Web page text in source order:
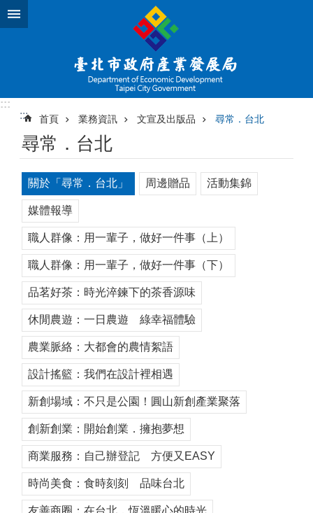
跳到主要內容區塊
:::
:::
首頁 業務資訊 文宣及出版品 尋常．台北
尋常．台北
關於「尋常．台北」 周邊贈品 活動集錦
媒體報導
職人群像：用一輩子，做好一件事（上）
職人群像：用一輩子，做好一件事（下）
品茗好茶：時光淬鍊下的茶香源味
休閒農遊：一日農遊 綠幸福體驗
農業脈絡：大都會的農情絮語
設計搖籃：我們在設計裡相遇
新創場域：不只是公園！圓山新創產業聚落
創新創業：開始創業．擁抱夢想
商業服務：自己辦登記 方便又EASY
時尚美食：食時刻刻 品味台北
友善商圈：在台北，恆溫暖心的時光